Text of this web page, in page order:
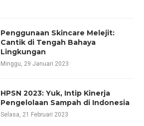
Penggunaan Skincare Melejit:
Cantik di Tengah Bahaya
Lingkungan
Minggu, 29 Januari 2023
HPSN 2023: Yuk, Intip Kinerja
Pengelolaan Sampah di Indonesia
Selasa, 21 Februari 2023